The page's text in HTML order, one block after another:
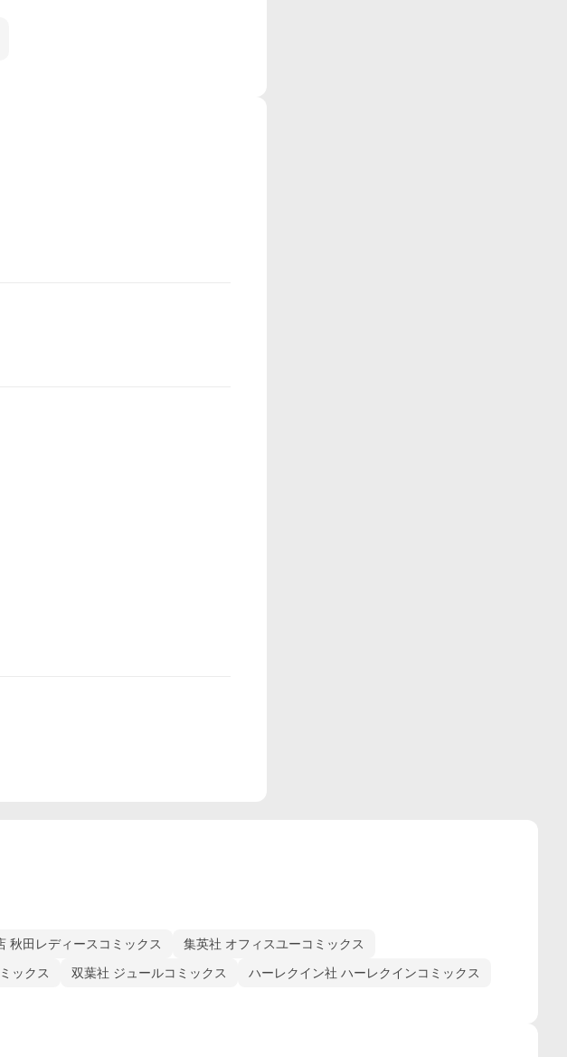
秋田レディースコミックス
集英社 オフィスユーコミックス
ックス 双葉社 ジュールコミックス ハーレクイン社 ハーレクインコミックス